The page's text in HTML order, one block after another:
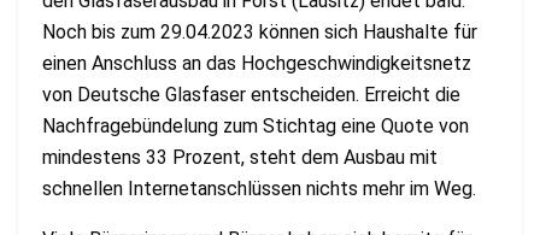
Noch bis zum 29.04.2023 können sich Haushalte für
einen Anschluss an das Hochgeschwindigkeitsnetz
von Deutsche Glasfaser entscheiden. Erreicht die
Nachfragebündelung zum Stichtag eine Quote von
mindestens 33 Prozent, steht dem Ausbau mit
schnellen Internetanschlüssen nichts mehr im Weg.